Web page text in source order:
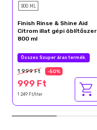
800 ML
Finish Rinse & Shine Aid
Citrom illat gépi öblítőszer
800 ml
Összes Szuper áras termék.
1 999 Ft -50%
999 Ft
1 249 Ft/liter